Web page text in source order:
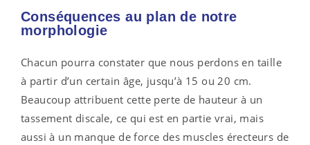
Conséquences au plan de notre
morphologie
Chacun pourra constater que nous perdons en taille
à partir d’un certain âge, jusqu’à 15 ou 20 cm.
Beaucoup attribuent cette perte de hauteur à un
tassement discale, ce qui est en partie vrai, mais
aussi à un manque de force des muscles érecteurs de